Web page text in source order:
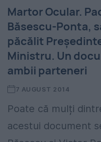
Martor Ocular.
Băsescu-Ponta,
păcălit
Ministru. Un
ambii parteneri
7 AUGUST 2014
Poate că mulți
acestui document